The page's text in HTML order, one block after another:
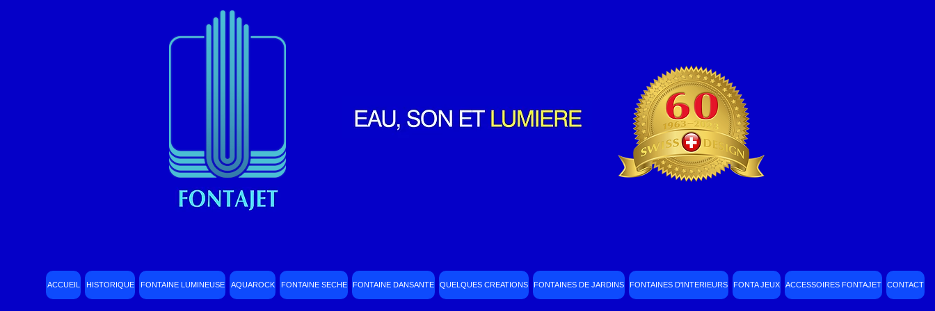
ACCUEIL HISTORIQUE FONTAINE LUMINEUSE AQUAROCK FONTAINE SECHE FONTAINE DANSANTE QUELQUES CREATIONS FONTAINES DE JARDINS FONTAINES D'INTERIEURS FONTA JEUX ACCESSOIRES FONTAJET CONTACT